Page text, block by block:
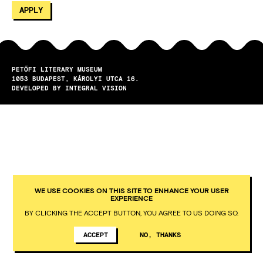
PETŐFI LITERARY MUSEUM
1053
BUDAPEST
KÁROLYI UTCA 16.
DEVELOPED BY INTEGRAL VISION
WE USE COOKIES ON THIS SITE TO ENHANCE YOUR USER
EXPERIENCE
BY CLICKING THE ACCEPT BUTTON, YOU AGREE TO US DOING SO.
ACCEPT NO, THANKS